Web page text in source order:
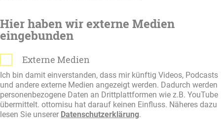
Hier haben wir externe Medien
eingebunden
Externe Medien
Ich bin damit einverstanden, dass mir künftig Videos, Podcasts
und andere externe Medien angezeigt werden. Dadurch werden
personenbezogene Daten an Drittplattformen wie z.B. YouTube
übermittelt. ottomisu hat darauf keinen Einfluss. Näheres dazu
lesen Sie unserer Datenschutzerklärung.